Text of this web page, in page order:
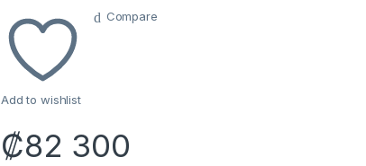
Add to wishlist
Compare
₡82 300